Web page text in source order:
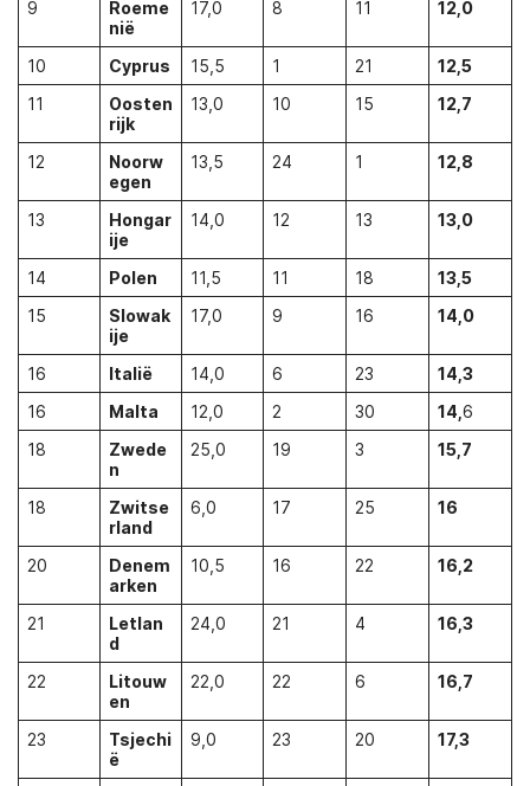
9
Roeme
nië
17,0 8 11 12,0
10 Cyprus 15,5 1 21
12,5
11
Oosten
rijk
13,0 10 15 12,7
12
Noorw
egen
13,5 24 1 12,8
13
Hongar
ije
14,0 12 13 13,0
14 Polen 11,5 11 18
13,5
15
Slowak
ije
17,0 9 16 14,0
16 Italië 14,0 6 23
14,3
16
Malta 12,0 2 30 14, 6
18
Zwede
n
25,0 19 3 15,7
18
Zwitse
rland
6,0 17 25 16
20
Denem
arken
10,5 16 22 16,2
21
Letlan
d
24,0 21 4 16,3
22
Litouw
en
22,0 22 6 16,7
23
Tsjechi
ë
9,0 23 20 17,3